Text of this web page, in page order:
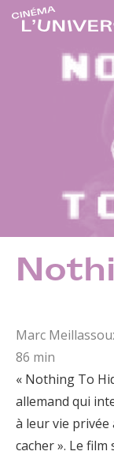
Marc
86 min
« Nothing To
allemand qui
à leur vie privée
cacher ». Le